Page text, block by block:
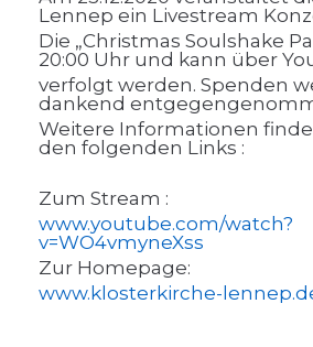
Lennep ein Livestream
Die „Christmas Soulshake
20:00 Uhr und kann über
verfolgt werden. Spenden
dankend
Weitere Informationen
den folgenden Links :
Zum Stream :
www.youtube.com/watch?
v=WO4vmyneXss
Zur Homepage:
www.klosterkirche-